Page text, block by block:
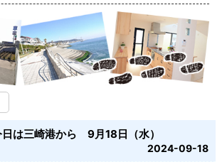
日は三崎港から 9月18日（水）
2024-09-18